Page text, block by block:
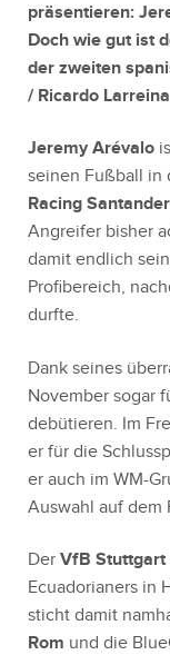
präsentieren:
Doch wie gut ist
der zweiten
/ Ricardo
Jeremy Arévalo
seinen Fußball in
Racing Santander
Angreifer bisher
damit endlich
Profibereich,
durfte.
Dank seines
November sogar
debütieren. Im
er für die
er auch im WM-
Auswahl auf dem
Der VfB Stuttgart
Ecuadorianers in
sticht damit
Rom und die